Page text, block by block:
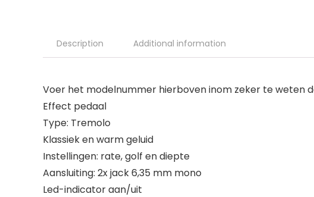
Description Additional information
Voer het modelnummer hierboven inom zeker te weten
Effect pedaal
Type: Tremolo
Klassiek en warm geluid
Instellingen: rate, golf en diepte
Aansluiting: 2x jack 6,35 mm mono
Led-indicator aan/uit